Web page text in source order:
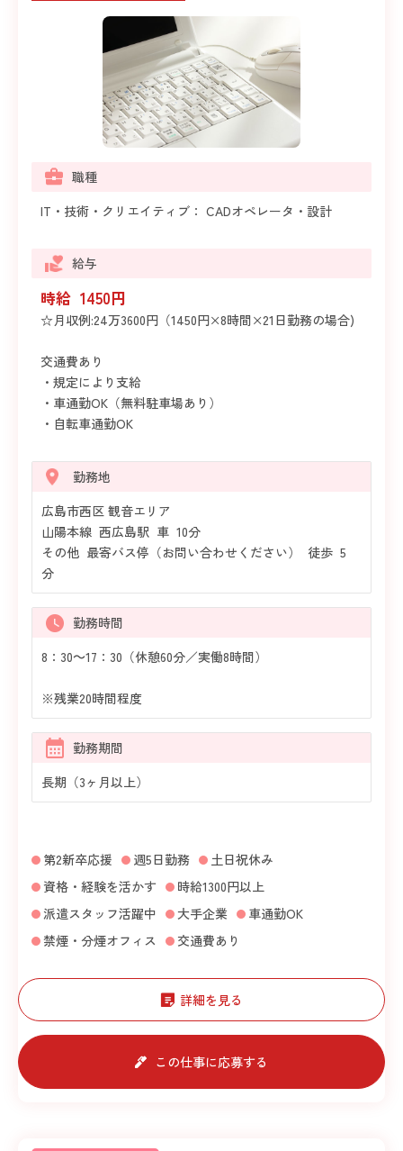
職種
IT・技術・クリエイティブ： CADオペレータ・設計
給与
時給 1450円
☆月収例:24万3600円（1450円×8時間×21日勤務の場合)
交通費あり
・規定により支給
・車通勤OK（無料駐車場あり）
・自転車通勤OK
勤務地
広島市西区 観音エリア
山陽本線 西広島駅 車 10分
その他 最寄バス停（お問い合わせください） 徒歩 5
分
勤務時間
8：30～17：30（休憩60分／実働8時間）
※残業20時間程度
勤務期間
長期（3ヶ月以上）
第2新卒応援 週5日勤務
土日祝休み
資格・経験を活かす
時給1300円以上
派遣スタッフ活躍中
大手企業
車通勤OK
禁煙・分煙オフィス
交通費あり
詳細を見る
この仕事に応募する